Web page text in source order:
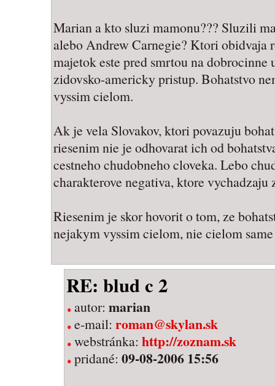
Marian a kto sluzi mamonu??? Sluzili
alebo Andrew Carnegie? Ktori obidvaja
majetok este pred smrtou na dobrocinne
zidovsko-americky pristup. Bohatstvo
vyssim cielom.
Ak je vela Slovakov, ktori povazuju
riesenim nie je odhovarat ich od
cestneho chudobneho cloveka. Lebo
charakterove negativa, ktore vychadzaju
Riesenim je skor hovorit o tom, ze
nejakym vyssim cielom, nie cielom same
RE: blud c 2
autor: marian
e-mail: roman@skylan.sk
webstránka: http://zoznam.sk
pridané: 09-08-2006 15:56